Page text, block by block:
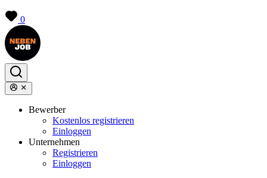
0
Bewerber
Kostenlos registrieren
Einloggen
Unternehmen
Registrieren
Einloggen